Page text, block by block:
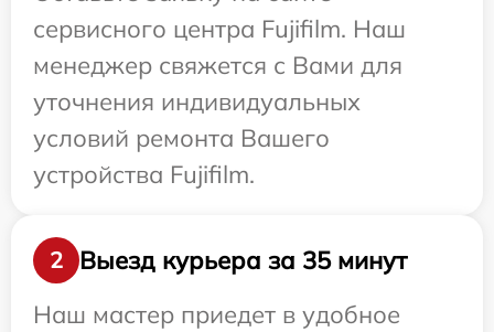
сервисного центра Fujifilm. Наш
менеджер свяжется с Вами для
уточнения индивидуальных
условий ремонта Вашего
устройства Fujifilm.
2
Выезд курьера за 35 минут
Наш мастер приедет в удобное